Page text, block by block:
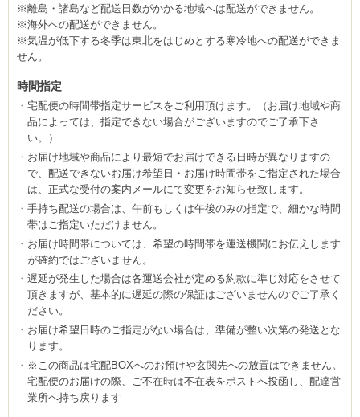
※離島・諸島など配送日数がかかる地域へは配送ができません。
※海外への配送ができません。
※気温が低下する冬季は東北をはじめとする寒冷地への配送ができま
せん。
時間指定
宅配便の時間帯指定サービスをご利用頂けます。（お届け地域や商
品によっては、指定できない場合がございますのでご了承下さ
い。）
お届け地域や商品により最短でお届けできる日時が異なりますの
で、配送できないお届け希望日・お届け時間帯をご指定された場合
は、正式な受付の案内メールにて変更をお知らせ致します。
手持ち配送の場合は、午前もしくは午後のみの指定で、細かな時間
帯はご指定いただけません。
お届け時間帯については、希望の時間帯を運送機関にお伝えします
が確約ではございません。
遅延が発生した場合は各運送会社が定める約款に準じ対応をさせて
頂きますが、基本的に遅延の際の保証はございませんのでご了承く
ださい。
お届け希望日時のご指定がない場合は、準備が整い次第の発送とな
ります。
※この商品は宅配BOXへのお預けや玄関先への放置はできません。
宅配便のお届けの際、ご不在時は不在表をポストへ投函し、配達営
業所へ持ち戻ります